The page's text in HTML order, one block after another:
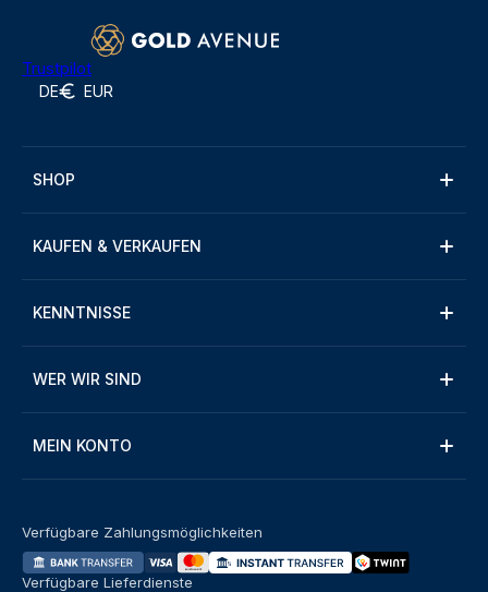
Trustpilot
DE EUR
SHOP
KAUFEN & VERKAUFEN
KENNTNISSE
WER WIR SIND
MEIN KONTO
Verfügbare Zahlungsmöglichkeiten
Verfügbare Lieferdienste